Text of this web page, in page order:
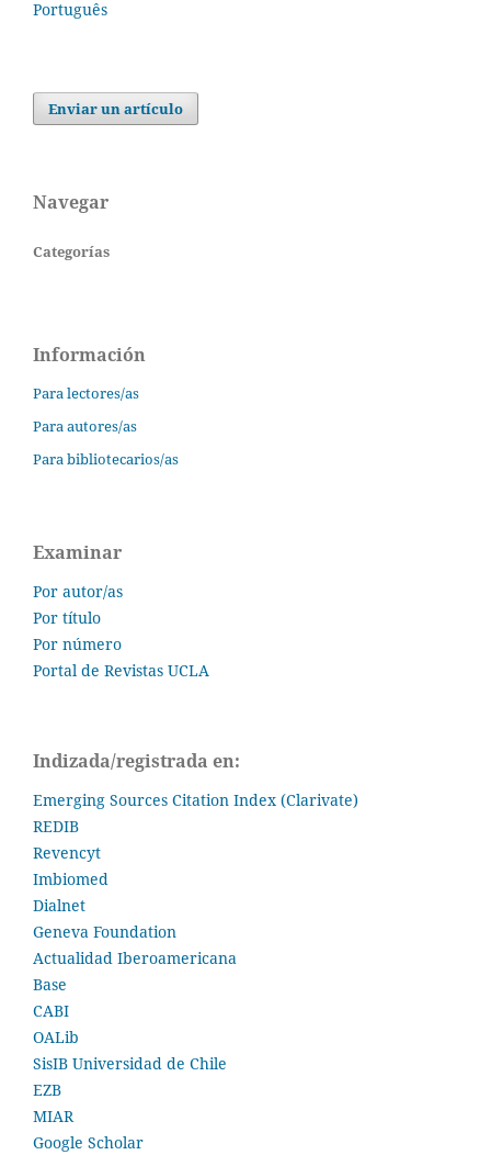
Português
Enviar un artículo
Navegar
Categorías
Información
Para lectores/as
Para autores/as
Para bibliotecarios/as
Examinar
Por autor/as
Por título
Por número
Portal de Revistas UCLA
Indizada/registrada en:
Emerging Sources Citation Index (Clarivate)
REDIB
Revencyt
Imbiomed
Dialnet
Geneva Foundation
Actualidad Iberoamericana
Base
CABI
OALib
SisIB Universidad de Chile
EZB
MIAR
Google Scholar